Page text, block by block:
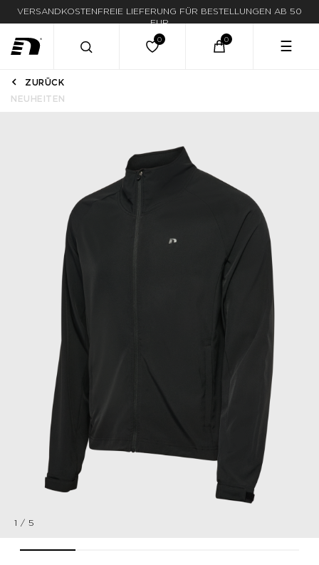
VERSANDKOSTENFREIE LIEFERUNG FÜR BESTELLUNGEN AB 50
EUR
☰
ZURÜCK
NEUHEITEN
1 / 5